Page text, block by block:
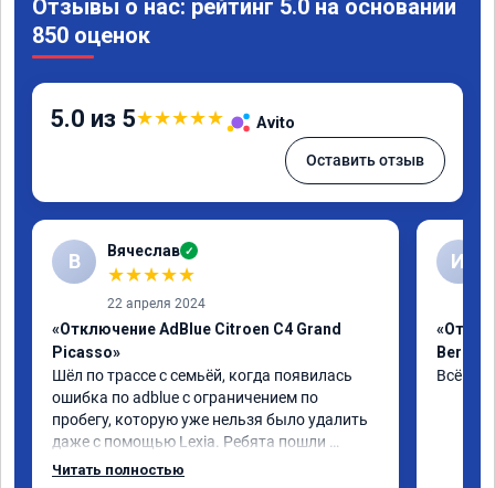
Отзывы о нас: рейтинг 5.0 на основании
850 оценок
5.0 из 5★★★★★ Avito
Оставить отзыв
В Вячеслав ✓
★★★★★
22 апреля 2024
«Отключение AdBlue Citroen C4 Grand
Picasso»
Шёл по трассе с семьёй, когда появилась
ошибка по adblue с ограничением по
пробегу, которую уже нельзя было удалить
даже с помощью Lexia. Ребята пошли
навстречу, оперативно приняли и за час
Читать полностью
И
Всё